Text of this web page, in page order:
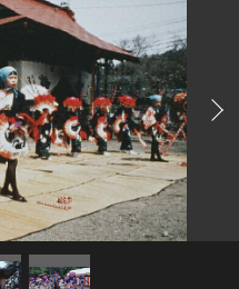
今月のみどころ
お知らせ一覧
ヘルプ
このサイトについて
関連サイトリンク
サイトマップ
サイトのご意見はこちら